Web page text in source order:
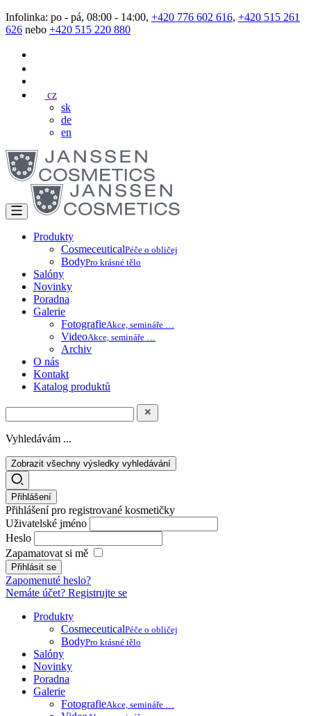
Infolinka: po - pá, 08:00 - 14:00, +420 776 602 616, +420 515 261
626 nebo +420 515 220 880
cz
sk
de
en
Produkty
CosmeceuticalPéče o obličej
BodyPro krásné tělo
Salóny
Novinky
Poradna
Galerie
FotografieAkce, semináře …
VideoAkce, semináře …
Archiv
O nás
Kontakt
Katalog produktů
Vyhledávám ...
Zobrazit všechny výsledky vyhledávání
Přihlášení
Přihlášení pro registrované kosmetičky
Uživatelské jméno
Heslo
Zapamatovat si mě
Zapomenuté heslo?
Nemáte účet? Registrujte se
Produkty
CosmeceuticalPéče o obličej
BodyPro krásné tělo
Salóny
Novinky
Poradna
Galerie
FotografieAkce, semináře …